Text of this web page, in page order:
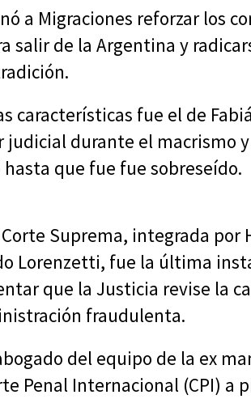
a Migraciones reforzar los
salir de la Argentina y
características fue el de
judicial durante el macrismo
que fue fue sobreseído.
Suprema, integrada por
Lorenzetti, fue la última
que la Justicia revise la
fraudulenta.
del equipo de la ex
Penal Internacional (CPI) a